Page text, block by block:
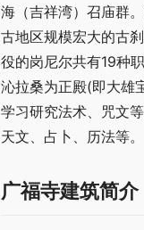
海（吉祥湾）召庙群
古地区规模宏大的古
役的岗尼尔共有19种
沁拉桑为正殿(即大雄
学习研究法术、咒文
天文、占卜、历法等。
广福寺建筑简介